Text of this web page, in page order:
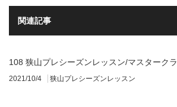
関連記事
108 狭山プレシーズンレッスン/マスターク
2021/10/4 狭山プレシーズンレッスン